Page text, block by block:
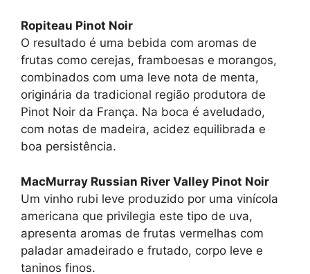
Ropiteau Pinot Noir
O resultado é uma bebida com aromas de
frutas como cerejas, framboesas e morangos,
combinados com uma leve nota de menta,
originária da tradicional região produtora de
Pinot Noir da França. Na boca é aveludado,
com notas de madeira, acidez equilibrada e
boa persistência.
MacMurray Russian River Valley Pinot Noir
Um vinho rubi leve produzido por uma vinícola
americana que privilegia este tipo de uva,
apresenta aromas de frutas vermelhas com
paladar amadeirado e frutado, corpo leve e
taninos finos.